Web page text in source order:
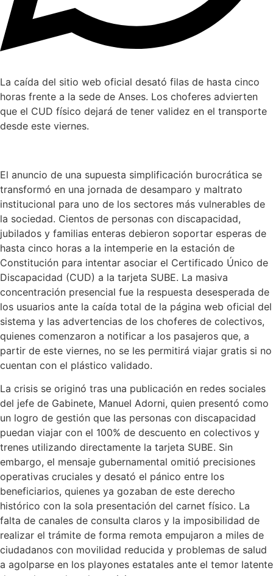
La caída del sitio web oficial desató filas de hasta cinco
horas frente a la sede de Anses. Los choferes advierten
que el CUD físico dejará de tener validez en el transporte
desde este viernes.
El anuncio de una supuesta simplificación burocrática se
transformó en una jornada de desamparo y maltrato
institucional para uno de los sectores más vulnerables de
la sociedad. Cientos de personas con discapacidad,
jubilados y familias enteras debieron soportar esperas de
hasta cinco horas a la intemperie en la estación de
Constitución para intentar asociar el Certificado Único de
Discapacidad (CUD) a la tarjeta SUBE. La masiva
concentración presencial fue la respuesta desesperada de
los usuarios ante la caída total de la página web oficial del
sistema y las advertencias de los choferes de colectivos,
quienes comenzaron a notificar a los pasajeros que, a
partir de este viernes, no se les permitirá viajar gratis si no
cuentan con el plástico validado.
La crisis se originó tras una publicación en redes sociales
del jefe de Gabinete, Manuel Adorni, quien presentó como
un logro de gestión que las personas con discapacidad
puedan viajar con el 100% de descuento en colectivos y
trenes utilizando directamente la tarjeta SUBE. Sin
embargo, el mensaje gubernamental omitió precisiones
operativas cruciales y desató el pánico entre los
beneficiarios, quienes ya gozaban de este derecho
histórico con la sola presentación del carnet físico. La
falta de canales de consulta claros y la imposibilidad de
realizar el trámite de forma remota empujaron a miles de
ciudadanos con movilidad reducida y problemas de salud
a agolparse en los playones estatales ante el temor latente